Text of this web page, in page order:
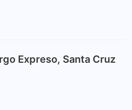
Expreso, Santa Cruz